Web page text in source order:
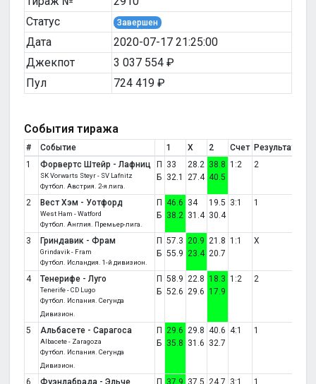
Статус
Завершен
Дата
2020-07-17 21:25:00
Джекпот
3 037 554 ₽
Пул
724 419 ₽
События тиража
# Событие 1 X 2 Счет Результат
1
Форвертс Штейр - Лафниц
SK Vorwarts Steyr - SV Lafnitz
Футбол. Австрия. 2-я лига.
П
Б
33
32.1
28.2
27.4
38.8
40.5
1:2 2
2 Вест Хэм - Уотфорд
West Ham - Watford
Футбол. Англия. Премьер-лига.
П
Б
46.6
38.2
34
31.4
19.5
30.4
3:1 1
3 Гриндавик - Фрам
Grindavik - Fram
Футбол. Исландия. 1-й дивизион.
П
Б
57.3
55.9
20.9
23.4
21.8
20.7
1:1 X
4 Тенерифе - Луго
Tenerife - CD Lugo
Футбол. Испания. Сегунда
Дивизион.
П
Б
58.9
52.6
22.8
29.6
18.3
17.9
1:2 2
5 Альбасете - Сарагоса
Albacete - Zaragoza
Футбол. Испания. Сегунда
Дивизион.
П
Б
29.6
35.8
29.8
31.6
40.6
32.7
4:1 1
6 Фуэнлабрада - Эльче
П
37.9 37.5 24.7 3:1 1